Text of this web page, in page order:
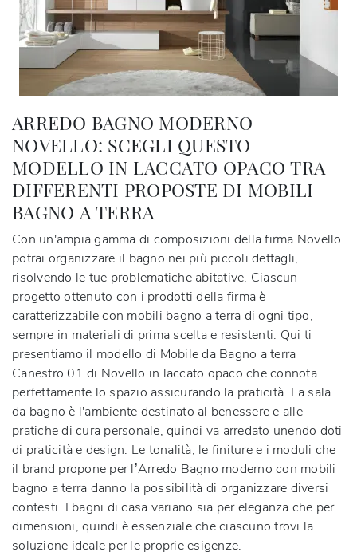
ARREDO BAGNO MODERNO
NOVELLO: SCEGLI QUESTO
MODELLO IN LACCATO OPACO TRA
DIFFERENTI PROPOSTE DI MOBILI
BAGNO A TERRA
Con un'ampia gamma di composizioni della firma Novello
potrai organizzare il bagno nei più piccoli dettagli,
risolvendo le tue problematiche abitative. Ciascun
progetto ottenuto con i prodotti della firma è
caratterizzabile con mobili bagno a terra di ogni tipo,
sempre in materiali di prima scelta e resistenti. Qui ti
presentiamo il modello di Mobile da Bagno a terra
Canestro 01 di Novello in laccato opaco che connota
perfettamente lo spazio assicurando la praticità. La sala
da bagno è l'ambiente destinato al benessere e alle
pratiche di cura personale, quindi va arredato unendo doti
di praticità e design. Le tonalità, le finiture e i moduli che
il brand propone per l’Arredo Bagno moderno con mobili
bagno a terra danno la possibilità di organizzare diversi
contesti. I bagni di casa variano sia per eleganza che per
dimensioni, quindi è essenziale che ciascuno trovi la
soluzione ideale per le proprie esigenze.